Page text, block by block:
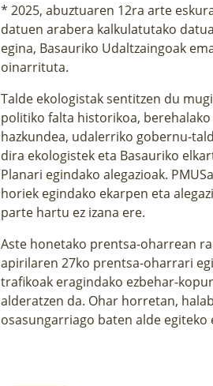
* 2025, abuztuaren 12ra arte
datuen arabera kalkulatutako
egina, Basauriko Udaltzaingoak
oinarrituta.
Talde ekologistak sentitzen du
politiko falta historikoa,
hazkundea, udalerriko gobernu-
dira ekologistek eta Basauriko
Planari egindako alegazioak.
horiek egindako ekarpen eta
parte hartu ez izana ere.
Aste honetako prentsa-oharrean
apirilaren 27ko prentsa-oharrari
trafikoak eragindako ezbehar-
alderatzen da. Ohar horretan,
osasungarriago baten alde